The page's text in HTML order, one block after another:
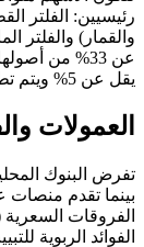
رئيسيين: الفلتر
والقمار) والفلتر
عن 33% من
يقل عن 5% ويتم تطهيره).
العمولات
تفرض البنوك
بينما تقدم
الفوائد الربوية